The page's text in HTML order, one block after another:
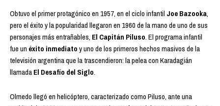
Obtuvo el primer protagónico en 1957, en el ciclo infantil Joe Bazooka,
pero el éxito y la popularidad llegaron en 1960 de la mano de uno de sus
personajes más entrañables, El Capitán Piluso. El programa infantil
fue un éxito inmediatoy uno de los primeros hechos masivos de la
televisión argentina que la trascendieron: la pelea con Karadagián
llamadaEl Desafío del Siglo.
Olmedo llegó en helicóptero, caracterizado como Piluso, ante una